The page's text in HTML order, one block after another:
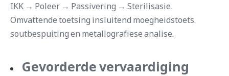
IKK → Poleer → Passivering → Sterilisasie.
Omvattende toetsing insluitend moegheidstoets,
soutbespuiting en metallografiese analise.
Gevorderde vervaardiging